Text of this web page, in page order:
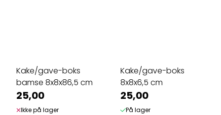
Kake/gave-boks
bamse 8x8x86,5 cm
25,00
Ikke på lager
Kake/gave-boks
8x8x6,5 cm
25,00
På lager